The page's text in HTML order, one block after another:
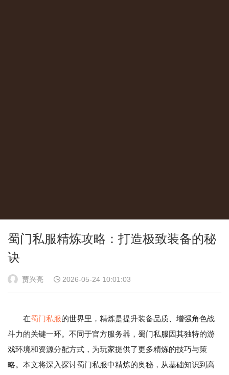
蜀门私服精炼攻略：打造极致装备的秘
诀
贾兴亮 2026-05-24 10:01:03
在蜀门私服的世界里，精炼是提升装备品质、增强角色战
斗力的关键一环。不同于官方服务器，蜀门私服因其独特的游
戏环境和资源分配方式，为玩家提供了更多精炼的技巧与策
略。本文将深入探讨蜀门私服中精炼的奥秘，从基础知识到高